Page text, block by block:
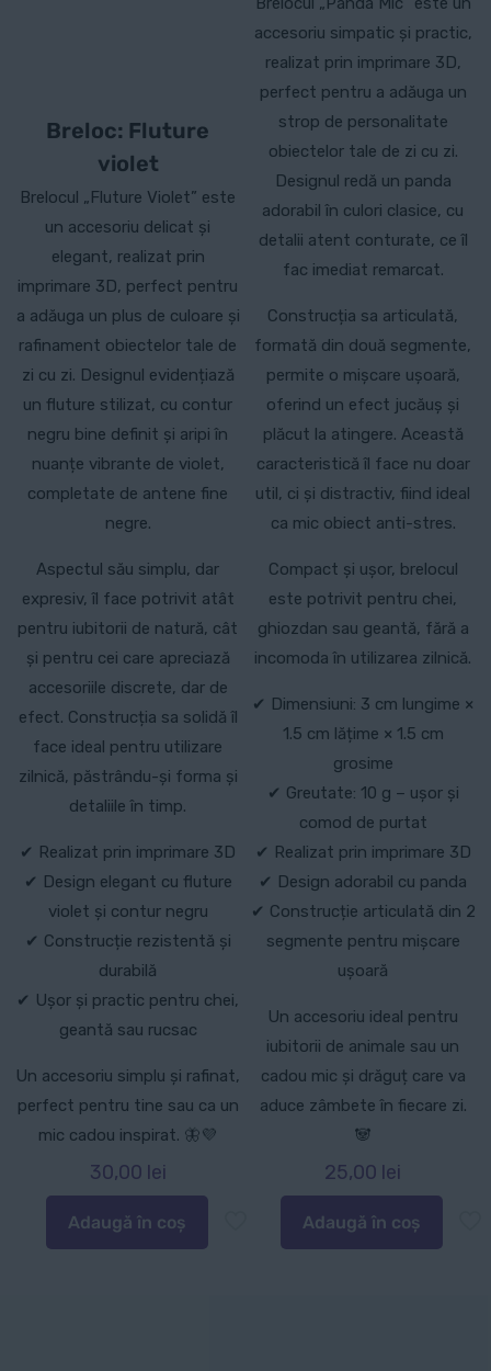
Breloc: Fluture
violet
Brelocul „Fluture Violet” este
un accesoriu delicat și
elegant, realizat prin
imprimare 3D, perfect pentru
a adăuga un plus de culoare și
rafinament obiectelor tale de
zi cu zi. Designul evidențiază
un fluture stilizat, cu contur
negru bine definit și aripi în
nuanțe vibrante de violet,
completate de antene fine
negre.
Aspectul său simplu, dar
expresiv, îl face potrivit atât
pentru iubitorii de natură, cât
și pentru cei care apreciază
accesoriile discrete, dar de
efect. Construcția sa solidă îl
face ideal pentru utilizare
zilnică, păstrându-și forma și
detaliile în timp.
✔ Realizat prin imprimare 3D
✔ Design elegant cu fluture
violet și contur negru
✔ Construcție rezistentă și
durabilă
✔ Ușor și practic pentru chei,
geantă sau rucsac
Un accesoriu simplu și rafinat,
perfect pentru tine sau ca un
mic cadou inspirat. 🦋💜
30,00 lei
Adaugă în coș
accesoriu simpatic și practic,
realizat prin imprimare 3D,
perfect pentru a adăuga un
strop de personalitate
obiectelor tale de zi cu zi.
Designul redă un panda
adorabil în culori clasice, cu
detalii atent conturate, ce îl
fac imediat remarcat.
Construcția sa articulată,
formată din două segmente,
permite o mișcare ușoară,
oferind un efect jucăuș și
plăcut la atingere. Această
caracteristică îl face nu doar
util, ci și distractiv, fiind ideal
ca mic obiect anti-stres.
Compact și ușor, brelocul
este potrivit pentru chei,
ghiozdan sau geantă, fără a
incomoda în utilizarea zilnică.
✔ Dimensiuni: 3 cm lungime ×
1.5 cm lățime × 1.5 cm
grosime
✔ Greutate: 10 g – ușor și
comod de purtat
✔ Realizat prin imprimare 3D
✔ Design adorabil cu panda
✔ Construcție articulată din 2
segmente pentru mișcare
ușoară
Un accesoriu ideal pentru
iubitorii de animale sau un
cadou mic și drăguț care va
aduce zâmbete în fiecare zi.
🐼
25,00 lei
Adaugă în coș